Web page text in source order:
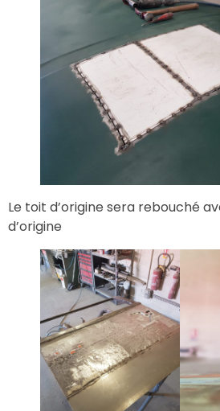
Le toit d’origine sera rebouché
d’origine